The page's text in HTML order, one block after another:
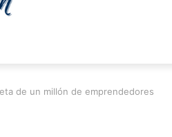
de un millón de emprendedores